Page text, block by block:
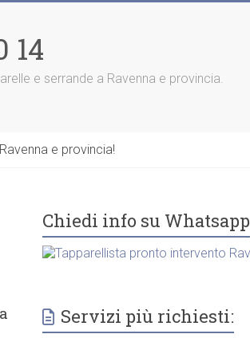
14
e serrande a Ravenna e provincia.
e provincia!
Chiedi info su Whatsapp
Servizi più richiesti: